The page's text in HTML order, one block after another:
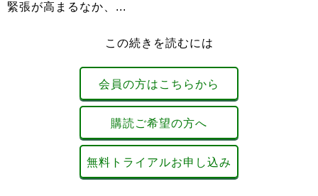
緊張が高まるなか、...
この続きを読むには
会員の方はこちらから
購読ご希望の方へ
無料トライアルお申し込み